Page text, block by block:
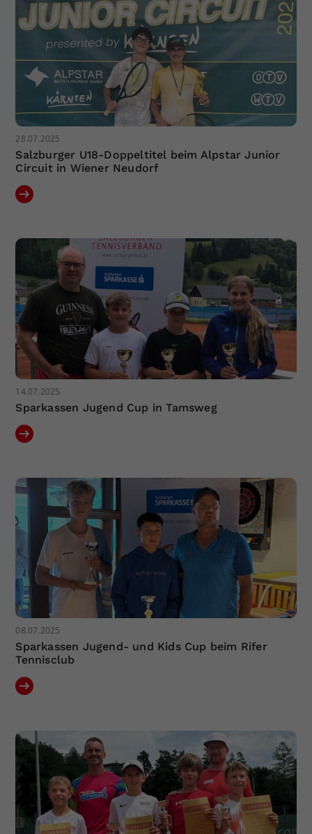
28.07.2025
Salzburger U18-Doppeltitel beim Alpstar Junior
Circuit in Wiener Neudorf
14.07.2025
Sparkassen Jugend Cup in Tamsweg
08.07.2025
Sparkassen Jugend- und Kids Cup beim Rifer
Tennisclub